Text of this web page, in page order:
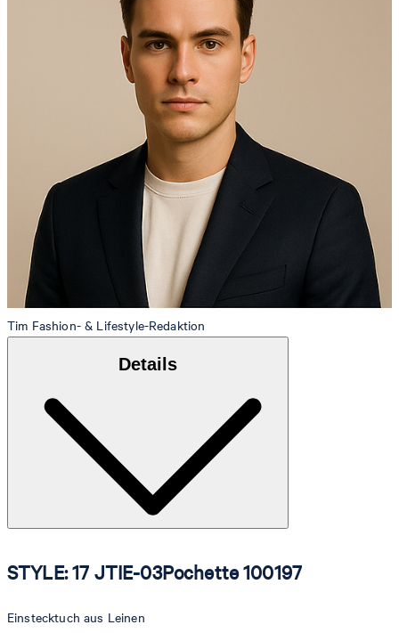
Tim Fashion- & Lifestyle-Redaktion
Details
STYLE: 17 JTIE-03Pochette 100197
Einstecktuch aus Leinen